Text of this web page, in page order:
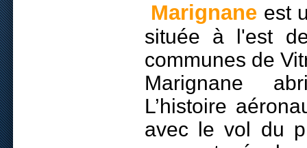
Marignane est
située à l'est
communes de
Marignane
L’histoire
avec le vol du